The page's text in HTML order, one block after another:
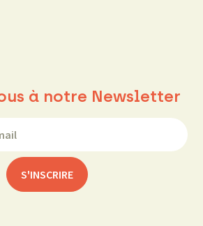
à notre Newsletter